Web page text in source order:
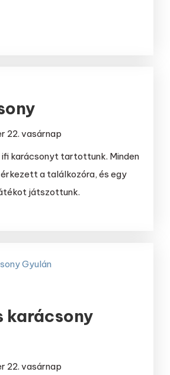
22. vasárnap
karácsonyt tartottunk. Minden
a találkozóra, és egy
játszottunk.
karácsony
22. vasárnap